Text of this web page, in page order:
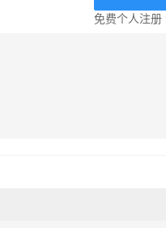
免费个人注册